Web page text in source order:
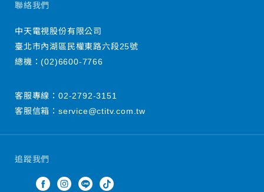
追蹤我們
聯絡我們
中天電視股份有限公司
臺北市內湖區民權東路六段25號
總機：(02)6600-7766
客服專線： 02-2792-3151
客服信箱： service@ctitv.com.tw